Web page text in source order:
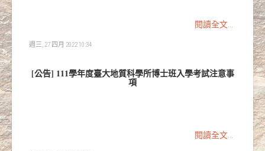
閱讀全文...
週三, 27 四月 2022 10:34
[公告] 111學年度臺大地質科學所博士班入學考試注意事
項
閱讀全文...